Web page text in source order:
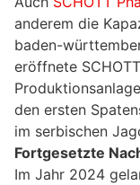
anderem die
baden-
eröffnete
den ersten
im serbischen
Fortgesetzte
Im Jahr 2024